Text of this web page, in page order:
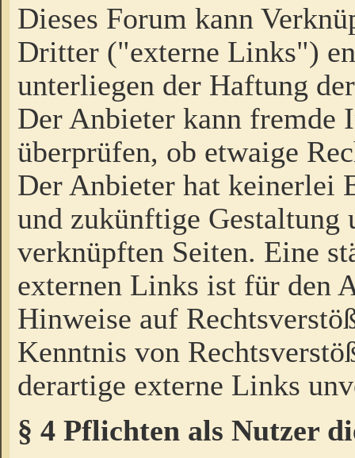
Dieses Forum kann
Dritter ("externe Links")
unterliegen der Haftung
Der Anbieter kann fremde
überprüfen, ob etwaige
Der Anbieter hat keinerlei
und zukünftige Gestaltung
verknüpften Seiten. Eine
externen Links ist für den
Hinweise auf
Kenntnis von
derartige externe Links
§ 4 Pflichten als Nutzer